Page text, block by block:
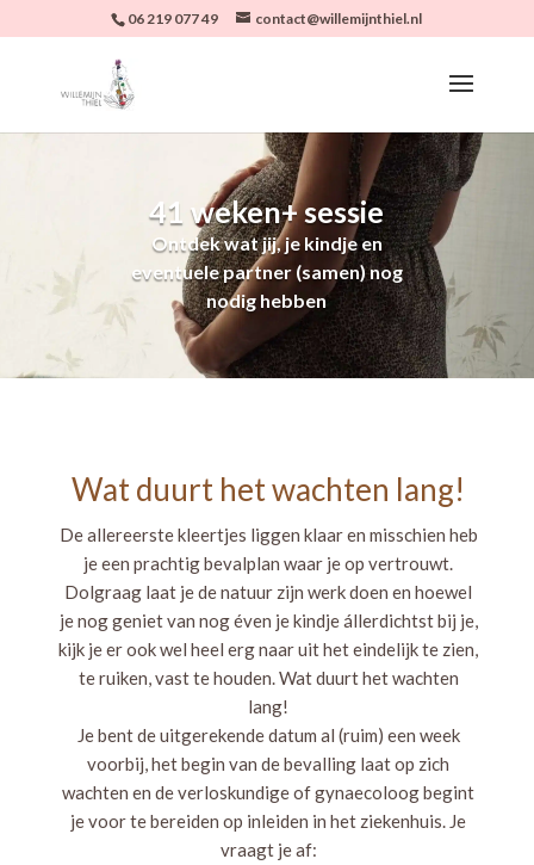
06 219 077 49 contact@willemijnthiel.nl
41 weken+ sessie
Ontdek wat jij, je kindje en
eventuele partner (samen) nog
nodig hebben
Wat duurt het wachten lang!
De allereerste kleertjes liggen klaar en misschien heb
je een prachtig bevalplan waar je op vertrouwt.
Dolgraag laat je de natuur zijn werk doen en hoewel
je nog geniet van nog éven je kindje állerdichtst bij je,
kijk je er ook wel heel erg naar uit het eindelijk te zien,
te ruiken, vast te houden. Wat duurt het wachten
lang!
Je bent de uitgerekende datum al (ruim) een week
voorbij, het begin van de bevalling laat op zich
wachten en de verloskundige of gynaecoloog begint
je voor te bereiden op inleiden in het ziekenhuis. Je
vraagt je af: